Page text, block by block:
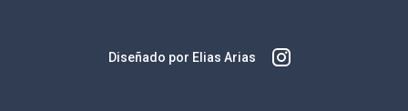
Diseñado por Elias Arias